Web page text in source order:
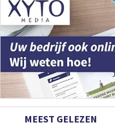
MEEST GELEZEN